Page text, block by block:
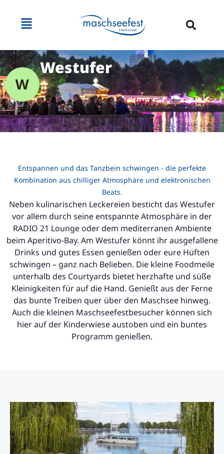
Quelle: Kevin Münkel
Westufer
Entspannen und das Tanzbein schwingen - die perfekte
Kombination aus chilliger Atmosphäre und elektronischen
Beats.
Neben kulinarischen Leckereien besticht das Westufer
vor allem durch seine entspannte Atmosphäre in der
RADIO 21 Lounge oder dem mediterranen Ambiente
beim Aperitivo-Bay. Am Westufer könnt ihr ausgefallene
Drinks und gutes Essen genießen oder eure Hüften
schwingen – ganz nach Belieben. Die kleine Foodmeile
unterhalb des Courtyards bietet herzhafte und süße
Kleinigkeiten für auf die Hand. Genießt aus der Ferne
das bunte Treiben quer über den Maschsee hinweg.
Auch die kleinen Maschseefestbesucher können sich
hier auf der Kinderwiese austoben und ein buntes
Programm genießen.